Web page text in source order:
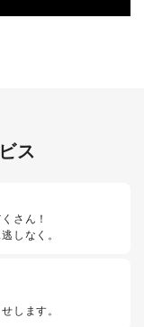
ス
さん！
しなく。
します。